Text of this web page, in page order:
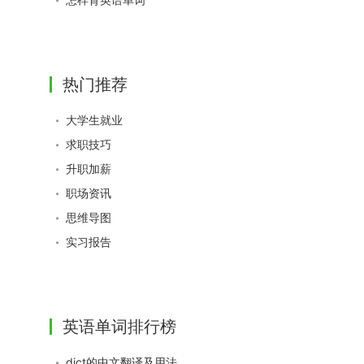
热门推荐
大学生就业
求职技巧
升职加薪
职场资讯
思维导图
实习报告
英语单词排行榜